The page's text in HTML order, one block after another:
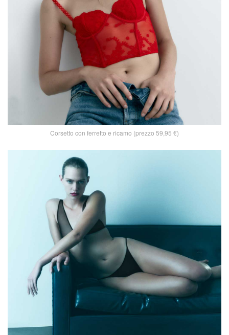
Corsetto con ferretto e ricamo (prezzo 59,95 €)